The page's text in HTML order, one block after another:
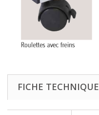
FICHE TECHNIQUE